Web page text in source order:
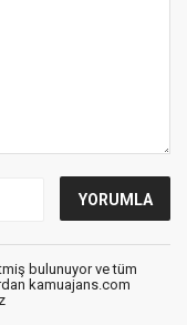
bulunuyor ve tüm
kamuajans.com